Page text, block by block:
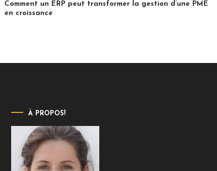
Comment un ERP peut transformer la gestion d’une PME
en croissance
À PROPOS!